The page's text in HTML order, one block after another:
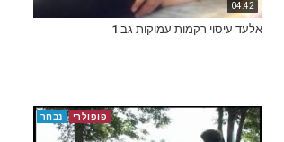
04:42
אלעד עיסוי רקמות עמוקות גב 1
פופולרי נבחר